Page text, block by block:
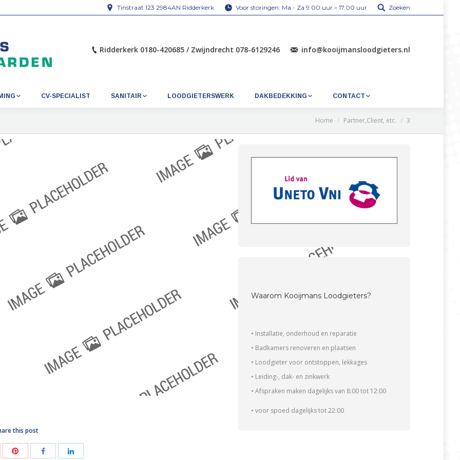
Tinstraat 123 2984AN Ridderkerk Voor storingen: Ma - Za 9.00 uur – 17.00 uur Zoeken
Ridderkerk 0180-420685 / Zwijndrecht 078-6129246 info@kooijmansloodgieters.nl
CV-SPECIALIST SANITAIR LOODGIETERSWERK DAKBEDEKKING CONTACT
Home Partner,Client, etc. 3
this post
Waarom Kooijmans Loodgieters?
• Installatie, onderhoud en reparatie
• Badkamers renoveren en plaatsen
• Loodgieter voor ontstoppen, lekkages
• Leiding-, dak- en zinkwerk
• Afspraken maken dagelijks van 8:00 tot 12:00
• voor spoed dagelijks tot 22:00